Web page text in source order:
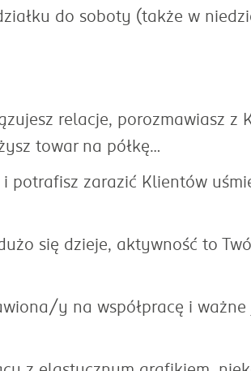
do soboty (także w
relacje, porozmawiasz
towar na półkę…
potrafisz zarazić Klientów
się dzieje, aktywność to
y na współpracę i